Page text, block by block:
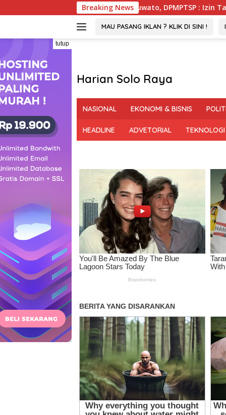
ke
Breaking News
DPRD Pohuwato, DPMPTSP : Izin Tambang PGM Sah Hingga
MAU PASANG IKLAN ? KLIK DI SINI !
tutup
Harian Solo Raya
Tegas
Bermartabat
NASIONAL EKONOMI & BISNIS
HEADLINE ADVETORIAL TEKNOLOGI